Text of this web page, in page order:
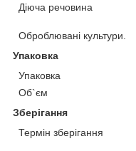
Діюча речовина
Оброблювані культури.
Упаковка
Упаковка
Об`єм
Зберігання
Термін зберігання